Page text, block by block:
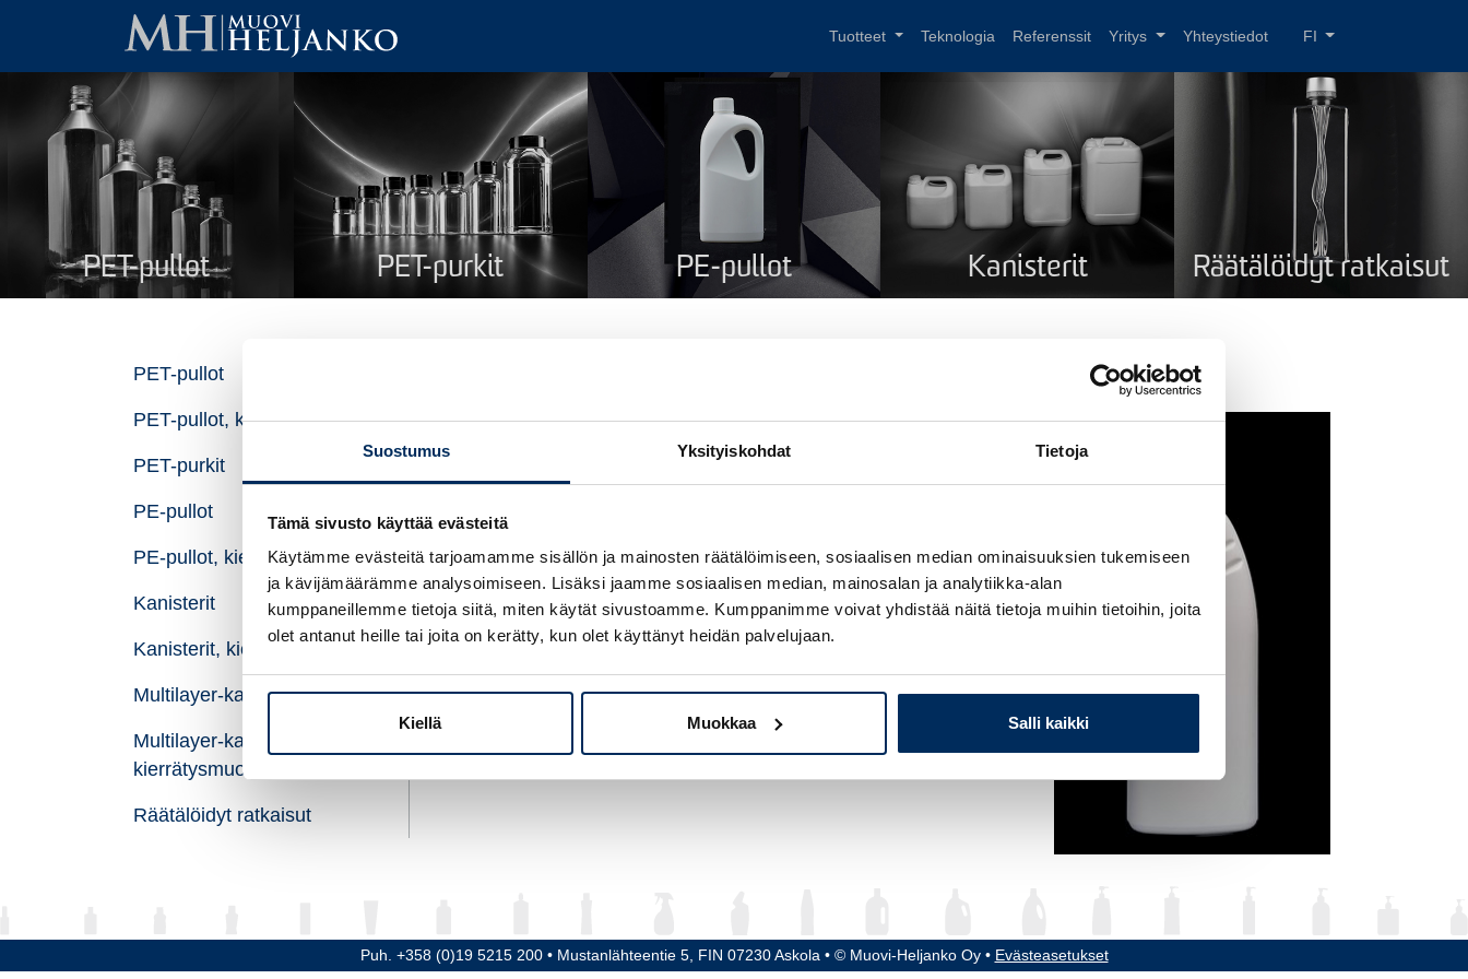
Suostumus Yksityiskohdat Tietoja
Tämä sivusto käyttää evästeitä
Käytämme evästeitä tarjoamamme sisällön ja mainosten räätälöimiseen, sosiaalisen median ominaisuuksien tukemiseen
ja kävijämäärämme analysoimiseen. Lisäksi jaamme sosiaalisen median, mainosalan ja analytiikka-alan
kumppaneillemme tietoja siitä, miten käytät sivustoamme. Kumppanimme voivat yhdistää näitä tietoja muihin tietoihin, joita
olet antanut heille tai joita on kerätty, kun olet käyttänyt heidän palvelujaan.
Kiellä Muokkaa Salli kaikki
Tuotteet Teknologia Referenssit Yritys Yhteystiedot FI
PET-pullot PET-purkit PE-pullot Kanisterit Räätälöidyt ratkaisut
PET-pullot
PET-pullot, kierrätysmuovi
PET-purkit
PE-pullot
PE-pullot, kierrätysmuovi
Kanisterit
Kanisterit, kierrätysmuovi
Multilayer-kanisterit
Multilayer-kanisterit,
kierrätysmuovi
Räätälöidyt ratkaisut
Tuotekoodi
Tilavuus
Korkeus 242 mm
Halkaisija 90 x 55 mm
Materiaali HDPE
Puh. +358 (0)19 5215 200 • Mustanlähteentie 5, FIN 07230 Askola • © Muovi-Heljanko Oy • Evästeasetukset